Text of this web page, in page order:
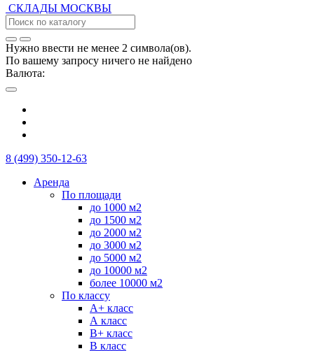
СКЛАДЫ МОСКВЫ
Нужно ввести не менее 2 символа(ов).
По вашему запросу ничего не найдено
Валюта:
8 (499) 350-12-63
Аренда
По площади
до 1000 м2
до 1500 м2
до 2000 м2
до 3000 м2
до 5000 м2
до 10000 м2
более 10000 м2
По классу
А+ класс
А класс
B+ класс
В класс